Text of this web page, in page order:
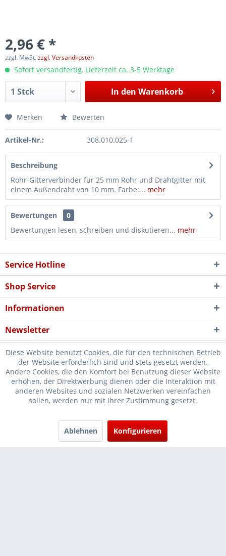
2,96 € *
zzgl. MwSt.zzgl. Versandkosten
Sofort versandfertig, Lieferzeit ca. 3-5 Werktage
In den Warenkorb
Merken Bewerten
Artikel-Nr.: 308.010.025-1
Beschreibung
Rohr-Gitterverbinder für 25 mm Rohr und Drahtgitter mit
einem Außendraht von 10 mm. Farbe:... mehr
Bewertungen
0
Bewertungen lesen, schreiben und diskutieren... mehr
Service Hotline
Shop Service
Informationen
Newsletter
* Verkauf nur an Unternehmer, Gewerbetreibende, Freiberufler und
öffentliche Institutionen, daher verstehen sich alle Preise zzgl.
nicht anders beschrieben
Diese Website benutzt Cookies, die für den technischen Betrieb
der Website erforderlich sind und stets gesetzt werden.
Andere Cookies, die den Komfort bei Benutzung dieser Website
erhöhen, der Direktwerbung dienen oder die Interaktion mit
anderen Websites und sozialen Netzwerken vereinfachen
sollen, werden nur mit Ihrer Zustimmung gesetzt.
Ablehnen Konfigurieren